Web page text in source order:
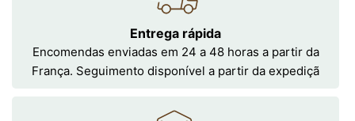
Entrega rápida
Encomendas enviadas em 24 a 48 horas a partir da
França. Seguimento disponível a partir da expediçã